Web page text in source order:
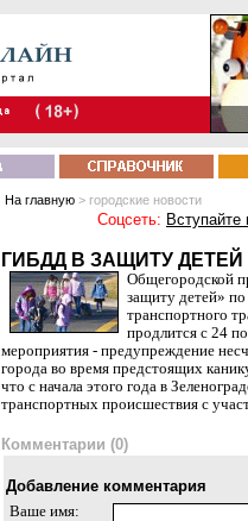
На главную > городские новости
Соцсеть: Вступайте
ГИБДД В ЗАЩИТУ ДЕТЕЙ
Общегородской
защиту детей»
транспортного
продлится с 24
мероприятия - предупреждение
города во время предстоящих
что с начала этого года в
транспортных происшествия с
Комментарии (0)
Добавление комментария
Ваше имя: